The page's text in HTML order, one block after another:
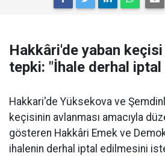
Hakkâri'de yaban
tepki: "İhale derhal iptal
Hakkari'de Yüksekova ve
keçisinin avlanması amacıyla
gösteren Hakkâri Emek ve
ihalenin derhal iptal edilmesini